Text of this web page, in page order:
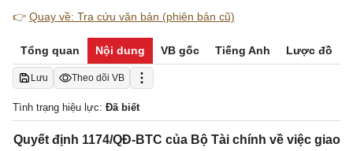
👉 Quay về: Tra cứu văn bản (phiên bản cũ)
Tổng quan Nội dung VB gốc Tiếng Anh Lược đồ
Lưu Theo dõi VB
Tình trạng hiệu lực: Đã biết
Quyết định 1174/QĐ-BTC của Bộ Tài chính về việc giao